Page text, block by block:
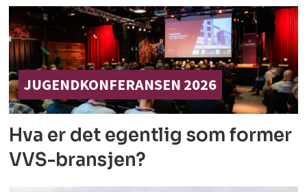
JUGENDKONFERANSEN 2026
Hva er det egentlig som former
VVS-bransjen?